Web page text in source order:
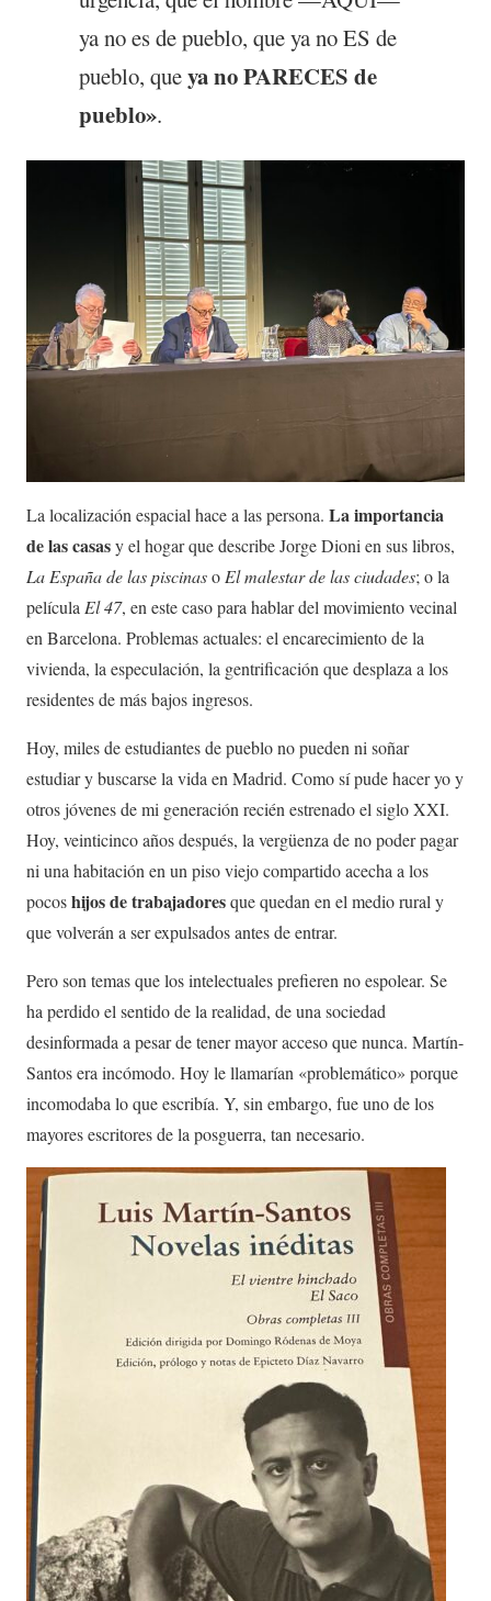
ya no es de pueblo, que ya no ES de
pueblo, queya noPARECES de
pueblo».
La localización espacial hace a las persona. La importancia
de las casasy el hogar que describe Jorge Dioni en sus libros,
La España de las piscinaso El malestar de las ciudades; o la
película El 47, en este caso para hablar del movimiento vecinal
en Barcelona. Problemas actuales: el encarecimiento de la
vivienda, la especulación, la gentrificación que desplaza a los
residentes de más bajos ingresos.
Hoy, miles de estudiantes de pueblo no pueden ni soñar
estudiar y buscarse la vida en Madrid. Como sí pude hacer yo y
otros jóvenes de mi generación recién estrenado el siglo XXI.
Hoy, veinticinco años después, la vergüenza de no poder pagar
ni una habitación en un piso viejo compartido acecha a los
pocoshijos de trabajadoresque quedan en el medio rural y
que volverán a ser expulsados antes de entrar.
Pero son temas que los intelectuales prefieren no espolear. Se
ha perdido el sentido de la realidad, de una sociedad
desinformada a pesar de tener mayor acceso que nunca. Martín-
Santos era incómodo. Hoy le llamarían «problemático» porque
incomodaba lo que escribía. Y, sin embargo, fue uno de los
mayores escritores de la posguerra, tan necesario.